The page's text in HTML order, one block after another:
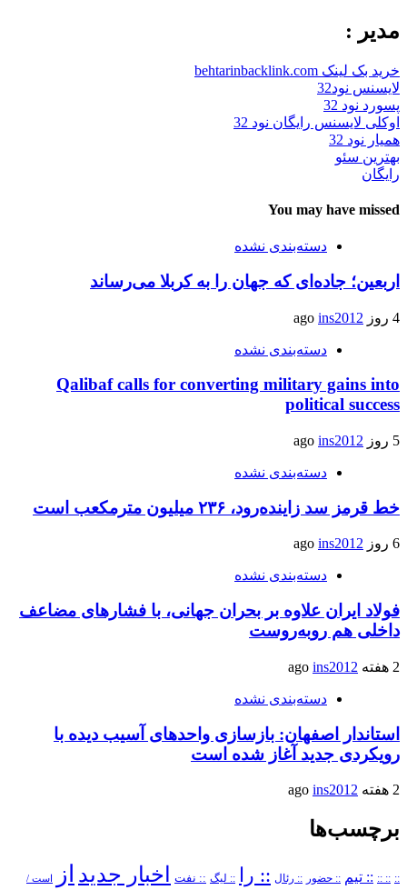
مدیر :
خرید بک لینک behtarinbacklink.com
لایسنس نود32
پسورد نود 32
اوکلی لایسنس رایگان نود 32
همیار نود 32
بهترین سئو
رایگان
You may have missed
دسته‌بندی نشده
اربعین؛ جاده‌ای که جهان را به کربلا می‌رساند
4 روز ago ins2012
دسته‌بندی نشده
Qalibaf calls for converting military gains into
political success
5 روز ago ins2012
دسته‌بندی نشده
خط قرمز سد زاینده‌رود، ۲۳۶ میلیون مترمکعب است
6 روز ago ins2012
دسته‌بندی نشده
فولاد ایران علاوه بر بحران جهانی، با فشارهای مضاعف
داخلی هم روبه‌روست
2 هفته ago ins2012
دسته‌بندی نشده
استاندار اصفهان: بازسازی واحدهای آسیب دیده با
رویکردی جدید آغاز شده است
2 هفته ago ins2012
برچسب‌ها
::
:: :: :: تیم :: حضور :: رئال :: را :: لیگ :: نفت اخبار جدید از است /